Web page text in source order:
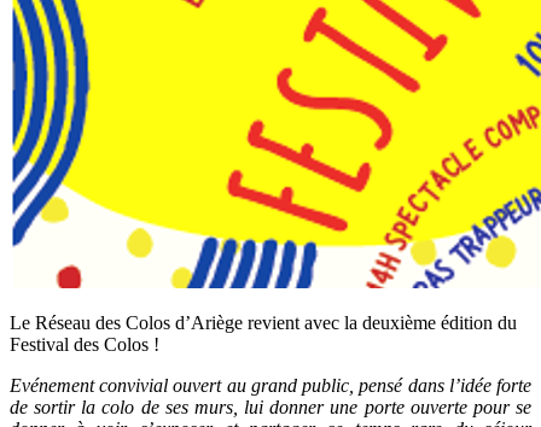
Le Réseau des Colos d’Ariège revient avec la deuxième édition du
Festival des Colos !
Evénement convivial ouvert au grand public, pensé dans l’idée forte
de sortir la colo de ses murs, lui donner une porte ouverte pour se